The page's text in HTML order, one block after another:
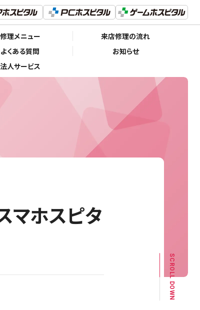
修理メニュー
来店修理の流れ
よくある質問
お知らせ
法人サービス
SCROLL DOWN
マホスピタ